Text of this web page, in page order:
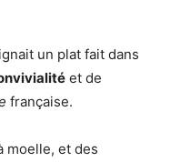
un plat fait dans
et de
française.
moelle, et des